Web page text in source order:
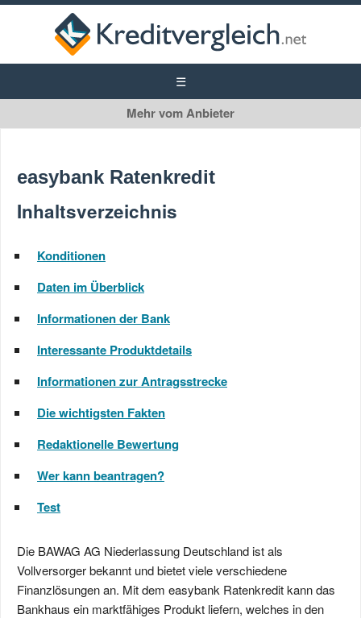
easybank Ratenkredit
Inhaltsverzeichnis
Konditionen
Daten im Überblick
Informationen der Bank
Interessante Produktdetails
Informationen zur Antragsstrecke
Die wichtigsten Fakten
Redaktionelle Bewertung
Wer kann beantragen?
Test
Die BAWAG AG Niederlassung Deutschland ist als
Vollversorger bekannt und bietet viele verschiedene
Finanzlösungen an. Mit dem easybank Ratenkredit kann das
Bankhaus ein marktfähiges Produkt liefern, welches in den